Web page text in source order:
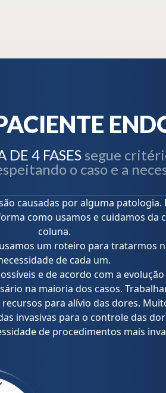
DE 4 FASESsegue
o caso e a
causadas por alguma
como usamos e cuidamos da
coluna.
um roteiro para tratarmos
de cada um.
e de acordo com a
na maioria dos casos.
para alívio das dores.
invasivas para o controle das
de procedimentos mais